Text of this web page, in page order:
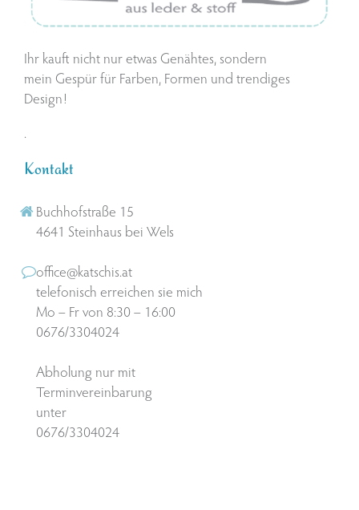
Ihr kauft nicht nur etwas Genähtes, sondern
mein Gespür für Farben, Formen und trendiges
Design!
.
Kontakt
Buchhofstraße 15
4641 Steinhaus bei Wels
office@katschis.at
telefonisch erreichen sie mich
Mo – Fr von 8:30 – 16:00
0676/3304024
Abholung nur mit
Terminvereinbarung
unter
0676/3304024